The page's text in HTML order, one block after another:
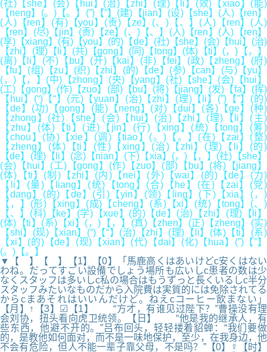
(社)【she】(会)【hui】(治)【zhi】(理)【li】(效)【xiao】(能)
【neng】(。)【。】(”)【”】(建)【jian】(设)【she】(人)【ren】
(人)【ren】(有)【you】(责)【ze】(、)【、】(人)【ren】(人)
【ren】(尽)【jin】(责)【ze】(、)【、】(人)【ren】(人)【ren】
(享)【xiang】(有)【you】(的)【de】(社)【she】(会)【hui】(治)
【zhi】(理)【li】(共)【gong】(同)【tong】(体)【ti】(，)【，】
(离)【li】(不)【bu】(开)【kai】(非)【fei】(政)【zheng】(府)
【fu】(组)【zu】(织)【zhi】(的)【de】(参)【can】(与)【yu】
(，)【，】(中)【zhong】(央)【yang】(社)【she】(会)【hui】
(工)【gong】(作)【zuo】(部)【bu】(将)【jiang】(发)【fa】(挥)
【hui】(“)【“】(元)【yuan】(治)【zhi】(理)【li】(”)【”】(的)
【de】(功)【gong】(能)【neng】(对)【dui】(各)【ge】(种)
【zhong】(社)【she】(会)【hui】(治)【zhi】(理)【li】(主)
【zhu】(体)【ti】(进)【jin】(行)【xing】(统)【tong】(筹)
【chou】(协)【xie】(调)【tiao】(。)【。】(在)【zai】(整)
【zheng】(体)【ti】(性)【xing】(治)【zhi】(理)【li】(的)
【de】(理)【li】(念)【nian】(下)【xia】(，)【，】(社)【she】
(会)【hui】(工)【gong】(作)【zuo】(部)【bu】(将)【jiang】
(体)【ti】(制)【zhi】(内)【nei】(外)【wai】(的)【de】(力)
【li】(量)【liang】(统)【tong】(合)【he】(在)【zai】(党)
【dang】(的)【de】(引)【yin】(领)【ling】(下)【xia】(，)
【，】(形)【xing】(成)【cheng】(系)【xi】(统)【tong】(、)
【、】(科)【ke】(学)【xue】(的)【de】(治)【zhi】(理)【li】
(体)【ti】(系)【xi】(，)【，】(真)【zhen】(正)【zheng】(实)
【shi】(现)【xian】(“)【“】(治)【zhi】(理)【li】(体)【ti】(系)
【xi】(的)【de】(现)【xian】(代)【dai】(化)【hua】(”)【”】
(。)【。】
▼【 】【 】【1】【0】「馬鹿高くはあいけどc安くはない
わね。だってすごい設備でしょう場所も広いしc患者の数は少
なくスタッフは多いしc私の場合はもうずっと長くいるしc半分
スタッフみたいなものだから入院費は実質的には免除されてる
からcまあそれはいいんだけど。ねえcコーヒー飲まない」
【月】↑【3】☑【1】 “方才，有谁见过陛下？”曹操没有理
会刘协，扭头看向虎卫统领。【日】 “他是我的继承人，有
些东西，他避不开的。”吕布回头，轻轻搂着貂蝉：“我们要做
的，是教他如何面对，而不是一味地保护，至少，在我身边，他
不会有危险，但人不能一辈子靠父母，不是吗？”【0】☿【时】